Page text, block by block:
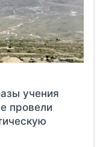
учения
провели